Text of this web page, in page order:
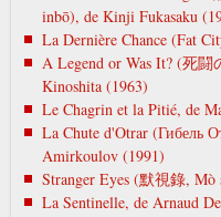
inbō), de Kinji Fukasaku
La Dernière Chance (Fat
A Legend or Was It? (死闘
Kinoshita (1963)
Le Chagrin et la Pitié, de
La Chute d'Otrar (Гибель
Amirkoulov (1991)
Stranger Eyes (默視錄,
La Sentinelle, de Arnaud